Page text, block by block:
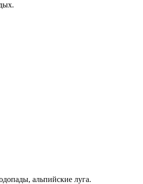
альпийские луга.